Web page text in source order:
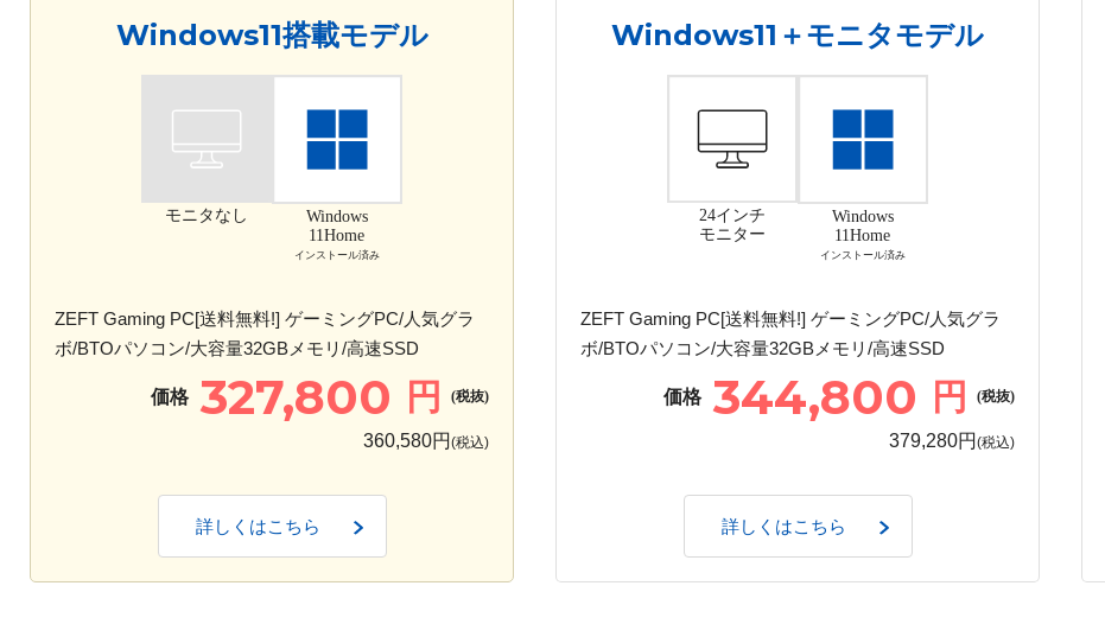
Windows11搭載モデル
モニタなし
Windows
11Home
インストール済み
ZEFT Gaming PC[送料無料!] ゲーミングPC/人気グラ
ボ/BTOパソコン/大容量32GBメモリ/高速SSD
価格 327,800 円 (税抜)
360,580円 (税込)
詳しくはこちら
Windows11＋モニタモデル
24インチ
モニター
Windows
11Home
インストール済み
ZEFT Gaming PC[送料無料!] ゲーミングPC/人気グラ
ボ/BTOパソコン/大容量32GBメモリ/高速SSD
価格 344,800 円 (税抜)
379,280円 (税込)
詳しくはこちら